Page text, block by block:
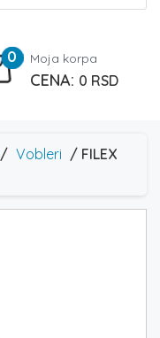
0 Moja korpa
0 RSD
/ Vobleri / FILEX